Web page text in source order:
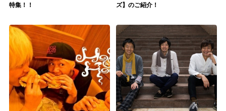
muevoコミュニティ
ぶいクラ！by muevo
ぶいコミュ！by muevo
ぶいマガ！ by muevo
特集！！
ズ】のご紹介！